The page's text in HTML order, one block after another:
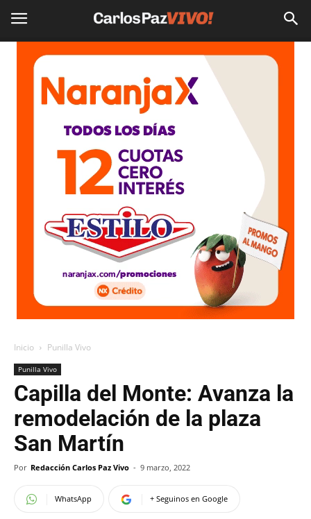
Inicio Punilla Vivo
Punilla Vivo
Capilla del Monte: Avanza la
remodelación de la plaza
San Martín
Por Redacción Carlos Paz Vivo - 9 marzo, 2022
WhatsApp + Seguinos en Google